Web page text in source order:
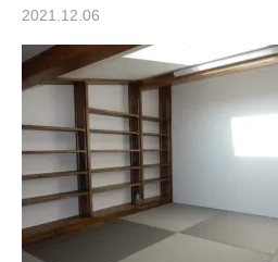
2021.12.06